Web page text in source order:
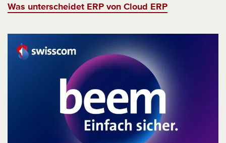
Was unterscheidet ERP von Cloud ERP